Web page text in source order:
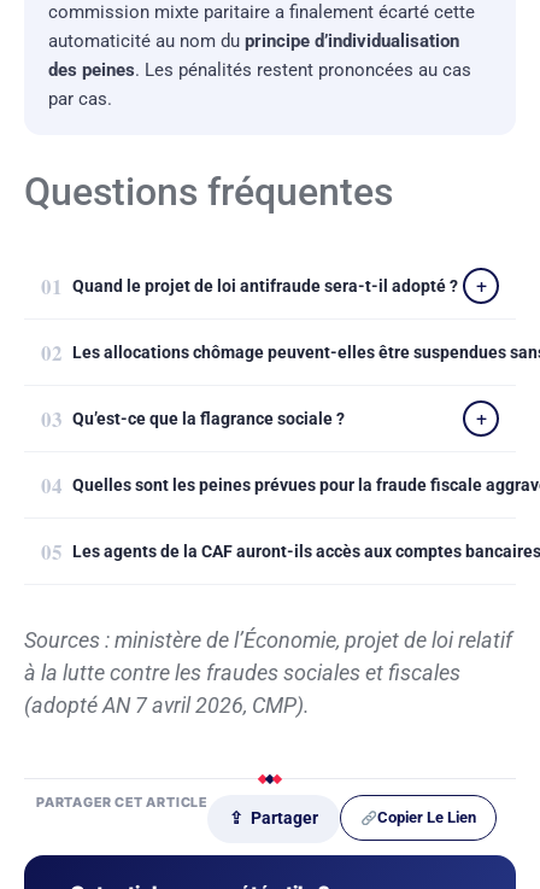
commission mixte paritaire a finalement écarté cette
automaticité au nom du principe d’individualisation
des peines. Les pénalités restent prononcées au cas
par cas.
Questions fréquentes
Quand le projet de loi antifraude sera-t-il adopté ?
Les allocations chômage peuvent-elles être suspendues
Qu’est-ce que la flagrance sociale ?
Quelles sont les peines prévues pour la fraude fiscale
Les agents de la CAF auront-ils accès aux comptes
Sources : ministère de l’Économie, projet de loi relatif
à la lutte contre les fraudes sociales et fiscales
(adopté AN 7 avril 2026, CMP).
PARTAGER CET ARTICLE
⇪ Partager Copier Le Lien